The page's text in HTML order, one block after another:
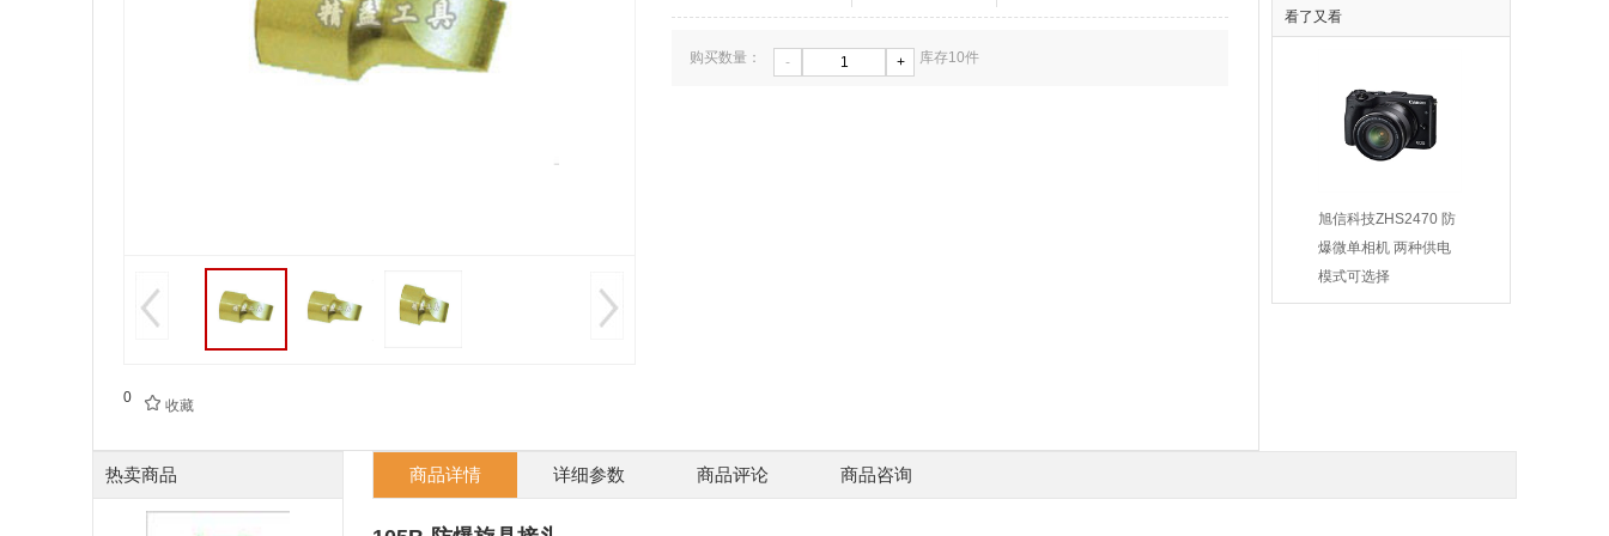
0  收藏
购买数量： - + 库存10件
看了又看
旭信科技ZHS2470 防
爆微单相机 两种供电
模式可选择
￥22290.00
热卖商品 商品详情 详细参数 商品评论 商品咨询